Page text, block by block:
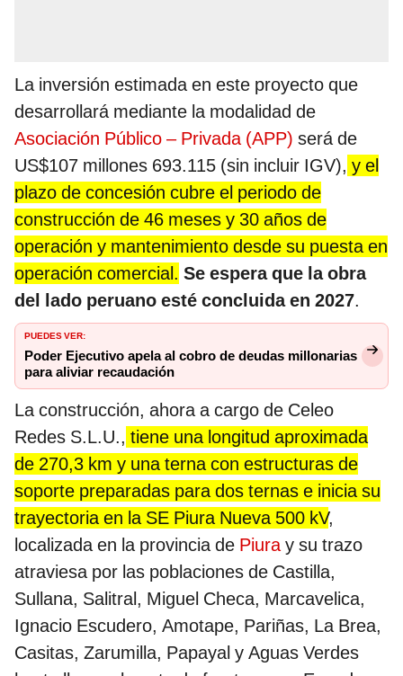
La inversión estimada en este proyecto que
desarrollará mediante la modalidad de
Asociación Público – Privada (APP) será de
US$107 millones 693.115 (sin incluir IGV), y el
plazo de concesión cubre el periodo de
construcción de 46 meses y 30 años de
operación y mantenimiento desde su puesta en
operación comercial. Se espera que la obra
del lado peruano esté concluida en 2027.
PUEDES VER:
Poder Ejecutivo apela al cobro de deudas millonarias
para aliviar recaudación
La construcción, ahora a cargo de Celeo
Redes S.L.U., tiene una longitud aproximada
de 270,3 km y una terna con estructuras de
soporte preparadas para dos ternas e inicia su
trayectoria en la SE Piura Nueva 500 kV,
localizada en la provincia de Piuray su trazo
atraviesa por las poblaciones de Castilla,
Sullana, Salitral, Miguel Checa, Marcavelica,
Ignacio Escudero, Amotape, Pariñas, La Brea,
Casitas, Zarumilla, Papayal y Aguas Verdes